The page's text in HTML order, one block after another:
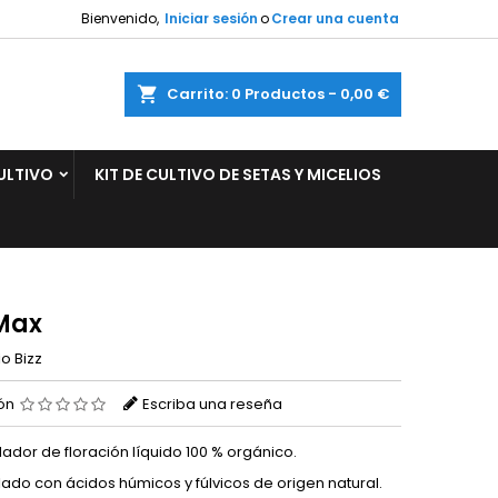
Bienvenido, Iniciar sesiónoCrear una cuenta
Carrito 0 Productos - 0,00 €
KIT DE CULTIVO DE SETAS Y MICELIOS
Bizz
Escriba una reseña
de floración líquido 100 % orgánico.
con ácidos húmicos y fúlvicos de origen natural.